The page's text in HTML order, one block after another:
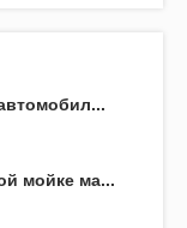
мойке ма...